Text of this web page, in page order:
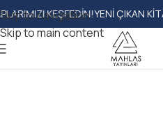
Skip to navigation
Skip to main content
KEŞFEDIN!YENI ÇIKAN